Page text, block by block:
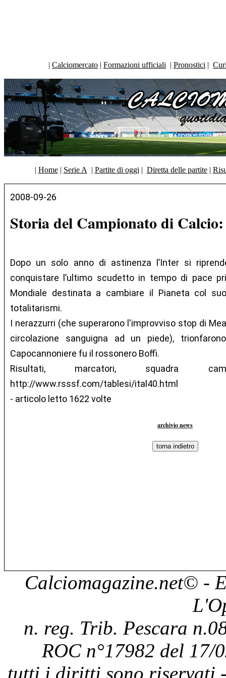
| Calciomercato | Formazioni ufficiali | Pronostici |
| Home| Serie A | Partite di oggi | Diretta delle partite|
2008-09-26
Storia del Campionato di Calcio:
Dopo un solo anno di astinenza l’Inter si
conquistare l’ultimo scudetto in tempo di pace
Mondiale destinata a cambiare il Pianeta col
totalitarismi.
I nerazzurri (che superarono l'improvviso stop di
circolazione sanguigna ad un piede),
Capocannoniere fu il rossonero Boffi.
Risultati, marcatori, squadra
http://www.rsssf.com/tablesi/ital40.html
- articolo letto 1622 volte
archivio news
Calciomagazine.net© -
n. reg. Trib. Pescara
ROC n°17982 del 17/
tutti i diritti sono riservati